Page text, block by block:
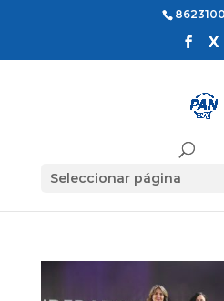
Seleccionar página